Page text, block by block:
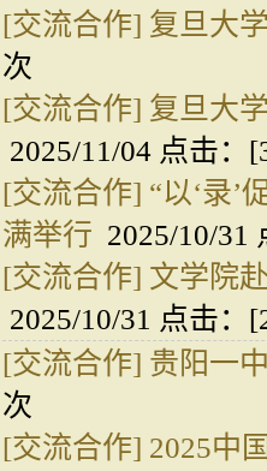
[交流合作] 复旦大
次
[交流合作] 复旦大
2025/11/04 点击：[
[交流合作] “以‘录
满举行 2025/10/31
[交流合作] 文学院
2025/10/31 点击：[
[交流合作] 贵阳一
次
[交流合作] 2025中